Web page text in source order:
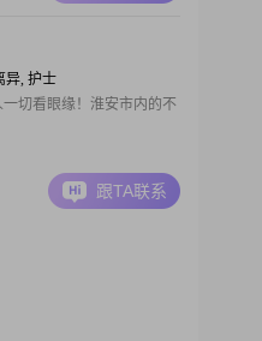
异, 护士
切看眼缘！淮安市内的不
跟TA联系